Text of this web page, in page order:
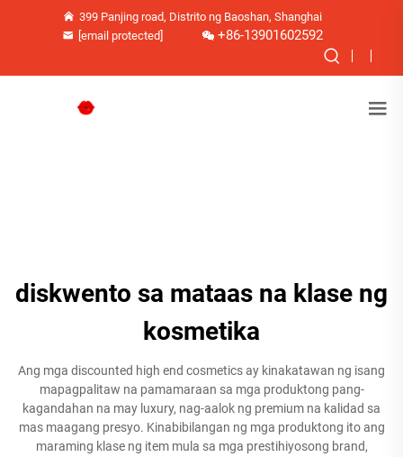
399 Panjing road, Distrito ng Baoshan, Shanghai
[email protected]
+86-13901602592
diskwento sa mataas na klase ng
kosmetika
Ang mga discounted high end cosmetics ay kinakatawan ng isang
mapagpalitaw na pamamaraan sa mga produktong pang-
kagandahan na may luxury, nag-aalok ng premium na kalidad sa
mas maagang presyo. Kinabibilangan ng mga produktong ito ang
maraming klase ng item mula sa mga prestihiyosong brand,